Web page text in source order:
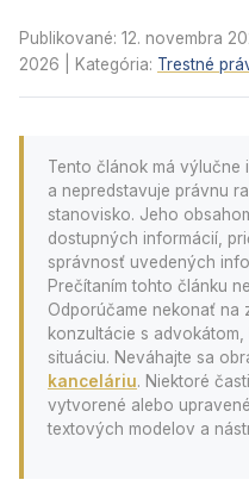
Publikované: 12. novembra
2026
| Kategória: Trestné
Tento článok má výlučne
a nepredstavuje právnu
stanovisko. Jeho
dostupných informácií,
správnosť uvedených
Prečítaním tohto článku
Odporúčame nekonať na
konzultácie s
situáciu. Neváhajte sa
kanceláriu. Niektoré
vytvorené alebo
textových modelov a